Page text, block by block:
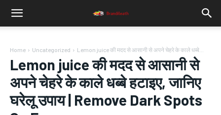
Home Uncategorized Lemon juice की मदद से आसानी से अपने चेहरे के काले धब्बे...
Lemon juice की मदद से आसानी से
अपने चेहरे के काले धब्बे हटाइए, जानिए
घरेलू उपाय | Remove Dark Spots